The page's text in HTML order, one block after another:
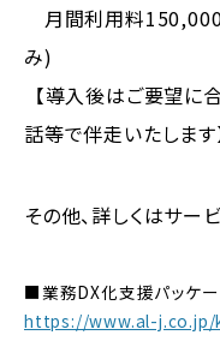
月間利用料
み)
【導入後はご要望に
話等で伴走いたします
その他、詳しくはサー
■業務DX化支援パッケー
https://www.al-